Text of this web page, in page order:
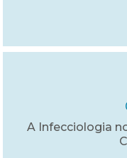
A Infecciologia